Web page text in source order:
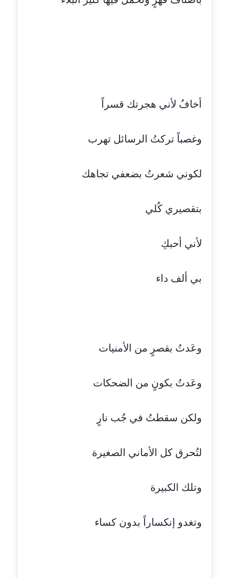
مدونة داليا فاروق
عاملة
عاملة
عاملة
مدونة راقية الدويك
عاملة
مدونة رانيا ثروت
عاملة
مدونة رجاء دياب
مدونة رحاب منيعم
مدونة رشا السعدي
أخافُ لأني هجرتك قسراً
وغصباً تركتُ الرسائل تهرب
لكوني شعرتُ بضعفي تجاهك
بتقصيري كُلي
لأني أحبكِ
بي ألف داء
وعَدتُ بقصرٍ من الأمنيات
وعَدتُ بكونٍ من الضحكات
ولكن سقطتُ في جُب نارٍ
لتُحرق كل الأماني الصغيرة
وتلك الكبيرة
وتغدو إنكساراً بدون كساء